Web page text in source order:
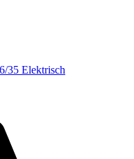
35 Elektrisch